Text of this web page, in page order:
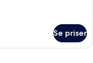
Se priser